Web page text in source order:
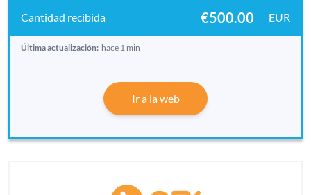
€500.00 EUR
Última actualización: hace 1 min
Ir a la web